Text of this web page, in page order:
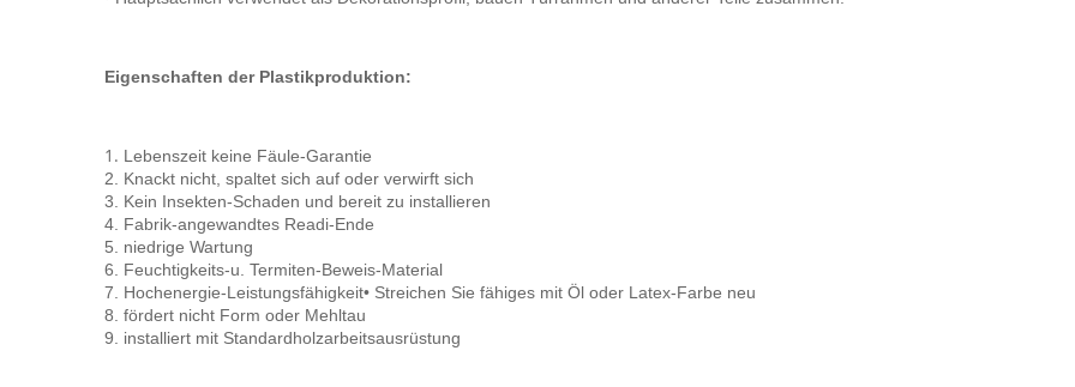
Eigenschaften der Plastikproduktion:
1. Lebenszeit keine Fäule-Garantie
2. Knackt nicht, spaltet sich auf oder verwirft sich
3. Kein Insekten-Schaden und bereit zu installieren
4. Fabrik-angewandtes Readi-Ende
5. niedrige Wartung
6. Feuchtigkeits-u. Termiten-Beweis-Material
7. Hochenergie-Leistungsfähigkeit• Streichen Sie fähiges mit Öl oder Latex-Farbe neu
8. fördert nicht Form oder Mehltau
9. installiert mit Standardholzarbeitsausrüstung